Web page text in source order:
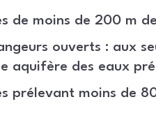
de moins de 200 m
ouverts : aux
aquifère des eaux
prélevant moins de